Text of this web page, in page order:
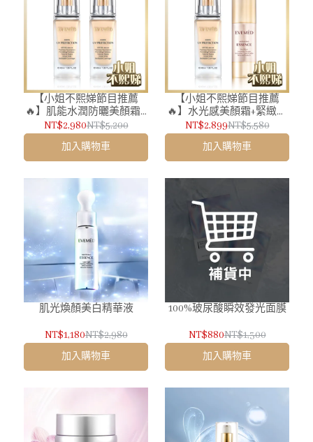
【小姐不熙娣節目推薦
🔥】肌能水潤防曬美顏霜 2
入【水光感美顏霜】
NT$2,980NT$5,200
加入購物車
【小姐不熙娣節目推薦
🔥】水光感美顏霜+緊緻童
顏精華
NT$2,899NT$5,580
加入購物車
肌光煥顏美白精華液
NT$1,180NT$2,980
加入購物車
100%玻尿酸瞬效發光面膜
NT$880NT$1,300
加入購物車